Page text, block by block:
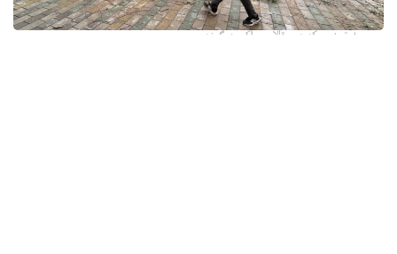
فوتو: وسكەمەن قالاسى اكىمدىگىنەن